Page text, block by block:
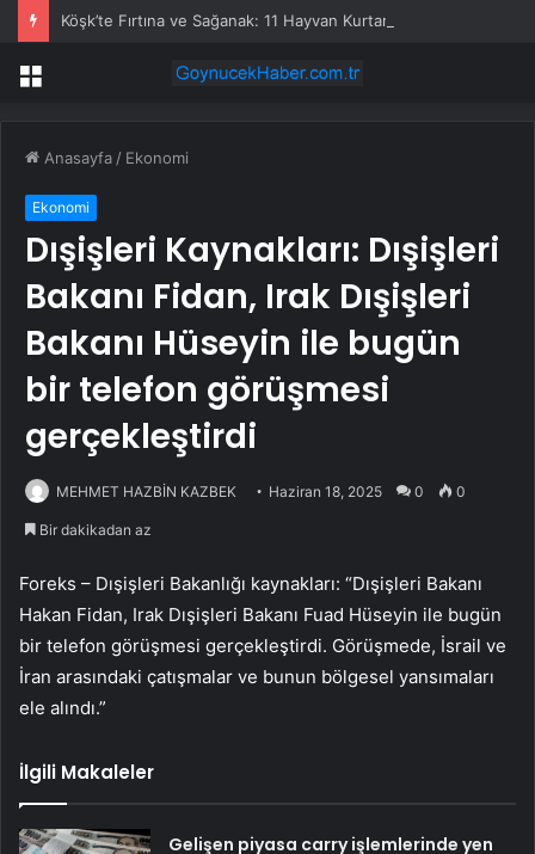
Köşk’te Fırtına ve Sağanak: 11 Hayvan Kurtarıldı
Menü
Anasayfa / Ekonomi
Ekonomi
Dışişleri Kaynakları: Dışişleri
Bakanı Fidan, Irak Dışişleri
Bakanı Hüseyin ile bugün
bir telefon görüşmesi
gerçekleştirdi
MEHMET HAZBİN KAZBEK Haziran 18, 2025 0 0
Bir dakikadan az
Foreks – Dışişleri Bakanlığı kaynakları: “Dışişleri Bakanı
Hakan Fidan, Irak Dışişleri Bakanı Fuad Hüseyin ile bugün
bir telefon görüşmesi gerçekleştirdi. Görüşmede, İsrail ve
İran arasındaki çatışmalar ve bunun bölgesel yansımaları
ele alındı.”
İlgili Makaleler
Gelişen piyasa carry işlemlerinde yen